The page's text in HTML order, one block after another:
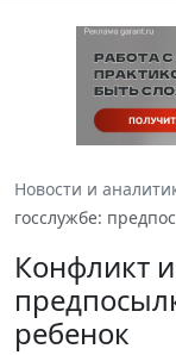
Новости и
госслужбе:
Конфликт
ребенок